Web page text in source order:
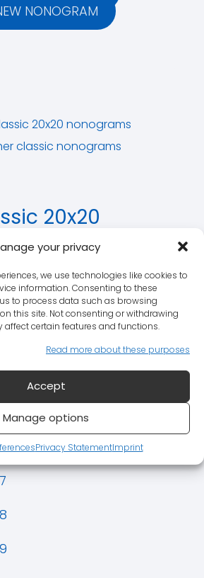
your privacy
we use technologies like cookies to
information. Consenting to these
to process data such as browsing
this site. Not consenting or withdrawing
affect certain features and functions.
Read more about these purposes
Accept
Manage options
Privacy StatementImprint
NONOGRAM
20x20 nonograms
classic nonograms
20x20